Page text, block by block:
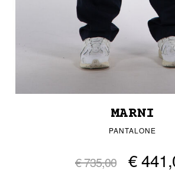
MARNI
PANTALONE
€ 735,00 €